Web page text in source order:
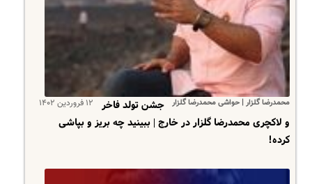
محمدرضا گلزار | حواشی محمدرضا گلزار ۱۲ فروردین ۱۴۰۲
جشن تولد فاخر
و لاکچری محمدرضا گلزار در خارج | ببینید چه بریز و بپاشی
کرده!